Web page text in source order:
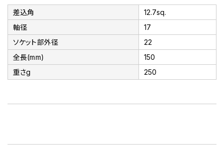
差込角
12.7sq.
軸径
17
ソケット部外径
22
全長(mm)
150
重さg
250